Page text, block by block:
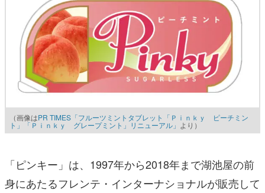
（画像はPR TIMES「フルーツミントタブレット「Ｐｉｎｋｙ ピーチミン
ト」「Ｐｉｎｋｙ グレープミント」リニューアル」 より）
「ピンキー」は、1997年から2018年まで湖池屋の前
身にあたるフレンテ・インターナショナルが販売して